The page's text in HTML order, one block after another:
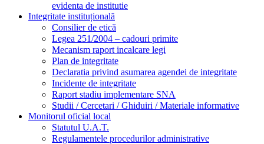
evidenta de institutie
Integritate instituțională
Consilier de etică
Legea 251/2004 – cadouri primite
Mecanism raport incalcare legi
Plan de integritate
Declaratia privind asumarea agendei de integritate
Incidente de integritate
Raport stadiu implementare SNA
Studii / Cercetari / Ghiduiri / Materiale informative
Monitorul oficial local
Statutul U.A.T.
Regulamentele procedurilor administrative